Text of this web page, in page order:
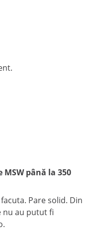
până la 350
Pare solid. Din
nu au putut fi